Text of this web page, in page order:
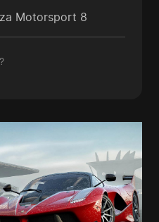
Motorsport 8